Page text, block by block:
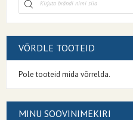
VÕRDLE TOOTEID
Pole tooteid mida võrrelda.
MINU SOOVINIMEKIRI